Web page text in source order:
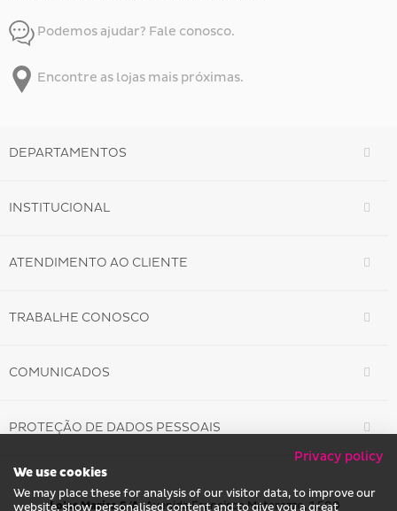
Podemos ajudar? Fale conosco.
Encontre as lojas mais próximas.
DEPARTAMENTOS
INSTITUCIONAL
ATENDIMENTO AO CLIENTE
TRABALHE CONOSCO
COMUNICADOS
PROTEÇÃO DE DADOS PESSOAIS
Lojas Marisa S/A.Avenida Francisco Matarazzo, 1.500
Privacy policy
We use cookies
We may place these for analysis of our visitor data, to improve our
website, show personalised content and to give you a great